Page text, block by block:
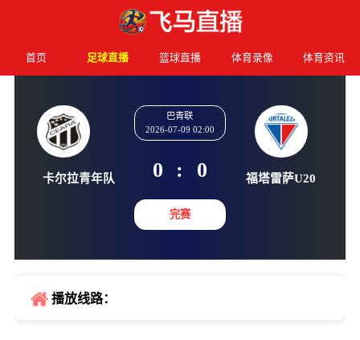
首页 足球直播 篮球直播 体育录像 体育资讯
卡尔拉青年队
巴青联
0 :
完赛
播放线路：